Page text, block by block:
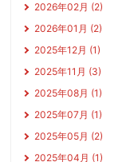
2026年02月 (2)
2026年01月 (2)
2025年12月 (1)
2025年11月 (3)
2025年08月 (1)
2025年07月 (1)
2025年05月 (2)
2025年04月 (1)